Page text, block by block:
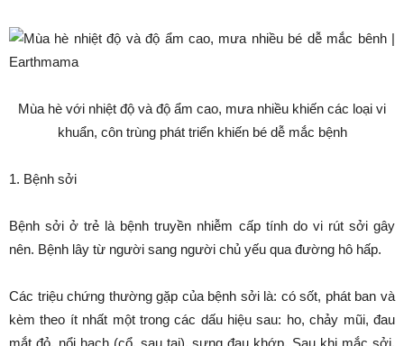
Mùa hè với nhiệt độ và độ ẩm cao, mưa nhiều khiến các loại vi
khuẩn, côn trùng phát triển khiến bé dễ mắc bệnh
1. Bệnh sởi
Bệnh sởi ở trẻ là bệnh truyền nhiễm cấp tính do vi rút sởi gây
nên. Bệnh lây từ người sang người chủ yếu qua đường hô hấp.
Các triệu chứng thường gặp của bệnh sởi là: có sốt, phát ban và
kèm theo ít nhất một trong các dấu hiệu sau: ho, chảy mũi, đau
mắt đỏ, nổi hạch (cổ, sau tai), sưng đau khớp. Sau khi mắc sởi,